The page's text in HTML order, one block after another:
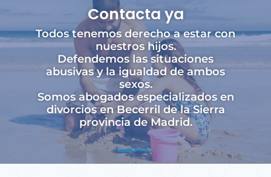
Contacta ya
Todos tenemos derecho a estar con
nuestros hijos.
Defendemos las situaciones
abusivas y la igualdad de ambos
sexos.
Somos abogados especializados en
divorcios en Becerril de la Sierra
provincia de Madrid.